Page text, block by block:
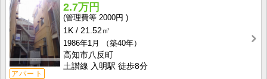
アパート
2.7万円
2000円
1K
21.52㎡
1986年1月
（築40年）
高知市八反町
土讃線 入明駅 徒歩8分